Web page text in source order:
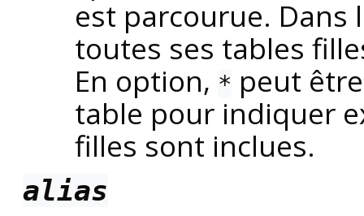
est parcourue. Dans
toutes ses tables
En option, * peut
table pour indiquer
filles sont inclues.
alias